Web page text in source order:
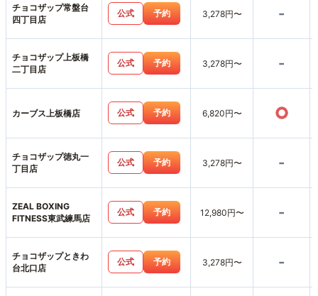
チョコザップ常盤台
四丁目店
公式 予約 3,278円〜 -
チョコザップ上板橋
二丁目店
公式 予約 3,278円〜 -
カーブス上板橋店 公式 予約 6,820円〜 ○
チョコザップ徳丸一
丁目店
公式 予約 3,278円〜 -
ZEAL BOXING
FITNESS東武練馬店
公式 予約 12,980円〜 -
チョコザップときわ
台北口店
公式 予約 3,278円〜 -